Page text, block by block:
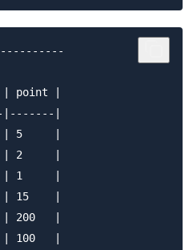
point |
|
| 5     |
| 2     |
| 1     |
15    |
| 200   |